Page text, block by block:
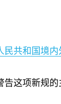
民共和国境
这项新规